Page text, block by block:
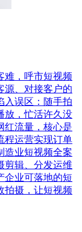
难，呼市短视频
源、对接客户的
入误区：随手拍
放，忙活许久没
红流量，核心是
程运营实现订单
造业短视频全案
剪辑、分发运维
企业可落地的短
拍摄，让短视频